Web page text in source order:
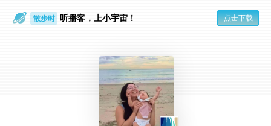
散步时 听播客，上小宇宙！ 点击下载